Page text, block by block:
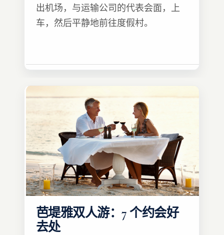
出机场，与运输公司的代表会面，上
车，然后平静地前往度假村。
芭堤雅双人游：7 个约会好
去处